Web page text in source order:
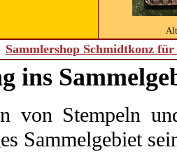
Sammlershop Schmidtkonz
ins
von Stempeln
Sammelgebiet